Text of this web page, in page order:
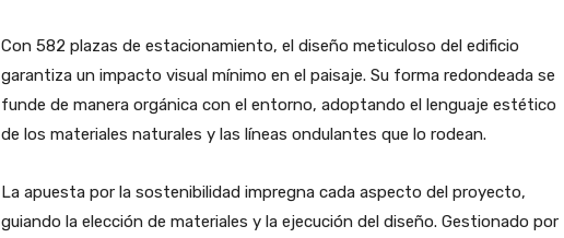
Con 582 plazas de estacionamiento, el diseño meticuloso del edificio
garantiza un impacto visual mínimo en el paisaje. Su forma redondeada se
funde de manera orgánica con el entorno, adoptando el lenguaje estético
de los materiales naturales y las líneas ondulantes que lo rodean.
La apuesta por la sostenibilidad impregna cada aspecto del proyecto,
guiando la elección de materiales y la ejecución del diseño. Gestionado por